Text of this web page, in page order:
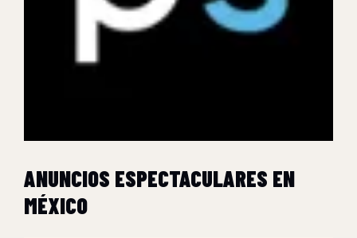
ANUNCIOS ESPECTACULARES EN
MÉXICO